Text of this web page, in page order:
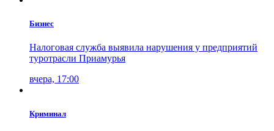
Бизнес
Налоговая служба выявила нарушения у предприятий
туротрасли Приамурья
вчера, 17:00
Криминал